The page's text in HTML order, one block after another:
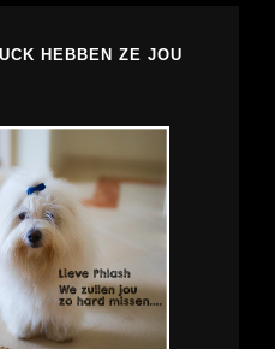
HEBBEN ZE JOU